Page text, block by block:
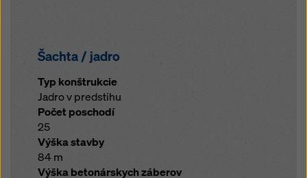
Šachta / jadro
Typ konštrukcie
Jadro v predstihu
Počet poschodí
25
Výška stavby
84 m
Výška betonárskych záberov